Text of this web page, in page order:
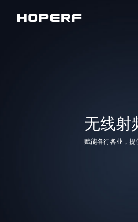
无线射
赋能各行各业，提